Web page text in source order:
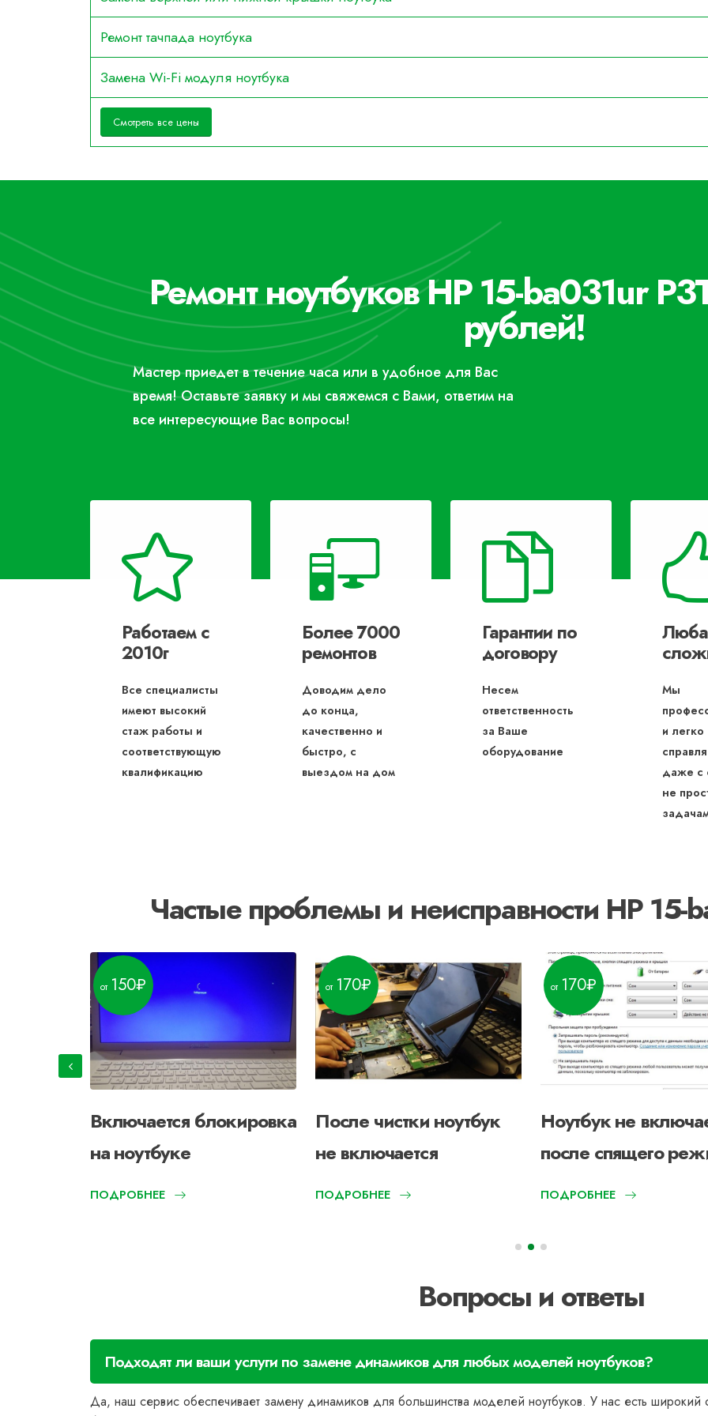
Ремонт тачпада ноутбука
Замена Wi-Fi модуля ноутбука
Смотреть все цены
Ремонт ноутбуков HP 15-ba031ur
рублей!
Мастер приедет в течение часа или в удобное для Вас
время! Оставьте заявку и мы свяжемся с Вами, ответим на
все интересующие Вас вопросы!
Работаем с
2010г
Все специалисты
имеют высокий
стаж работы и
соответствующую
квалификацию
Более 7000
ремонтов
Доводим дело
до конца,
качественно и
быстро, с
выездом на дом
Гарантии по
договору
Несем
ответственность
за Ваше
оборудование
Мы
и легко
даже с
не
Частые проблемы и неисправности HP 15-
Включается блокировка
на ноутбуке
150
ПОДРОБНЕЕ
После чистки ноутбук
не включается
170
ПОДРОБНЕЕ
Ноутбук не
после спящего
170
ПОДРОБНЕЕ
Вопросы и ответы
Подходят ли ваши услуги по замене динамиков для любых моделей ноутбуков?
Да, наш сервис обеспечивает замену динамиков для большинства моделей ноутбуков. У нас есть